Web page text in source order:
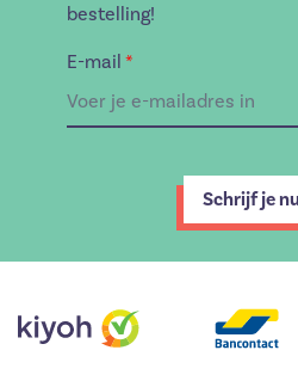
bestelling!
E-mail *
Schrijf je